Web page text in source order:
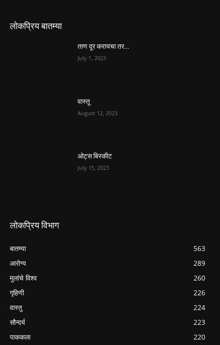
लोकप्रिय बातम्या
ताण दूर करायचा तर…
July 1, 2023
वास्तू
August 12, 2023
ओट्स बिस्कीट
July 15, 2023
लोकप्रिय विभाग
बातम्या
563
आरोग्य
289
मुलांचे विश्व
260
गृहिणी
226
वास्तु
224
सौन्दर्य
223
पाककला
220